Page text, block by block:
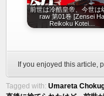
前世は冷酷皇帝、今世は
raw 第01巻 [Zensei Ha
Reikoku Kotei…
If you enjoyed this article,
Tagged with: Umareta